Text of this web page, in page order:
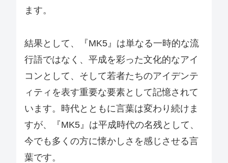
ます。
結果として、『MK5』は単なる一時的な流
行語ではなく、平成を彩った文化的なアイ
コンとして、そして若者たちのアイデンテ
ィティを表す重要な要素として記憶されて
います。時代とともに言葉は変わり続けま
すが、『MK5』は平成時代の名残として、
今でも多くの方に懐かしさを感じさせる言
葉です。